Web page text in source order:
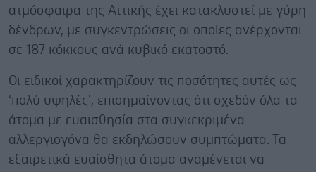
ατμόσφαιρα της Αττικής έχει κατακλυστεί με γύρη
δένδρων, με συγκεντρώσεις οι οποίες ανέρχονται
σε 187 κόκκους ανά κυβικό εκατοστό.
Οι ειδικοί χαρακτηρίζουν τις ποσότητες αυτές ως
‘πολύ υψηλές’, επισημαίνοντας ότι σχεδόν όλα τα
άτομα με ευαισθησία στα συγκεκριμένα
αλλεργιογόνα θα εκδηλώσουν συμπτώματα. Τα
εξαιρετικά ευαίσθητα άτομα αναμένεται να